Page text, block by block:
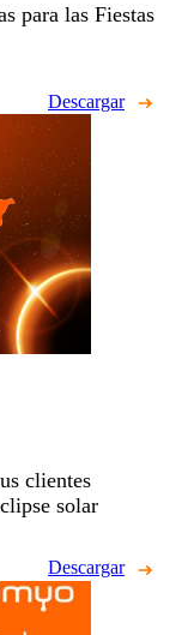
para las Fiestas
Descargar
clientes
solar
Descargar